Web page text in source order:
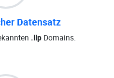
Datensatz
.llp Domains.